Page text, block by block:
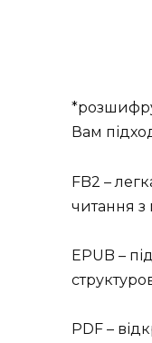
Вам
FB2 –
читання з
EPUB –
PDF –